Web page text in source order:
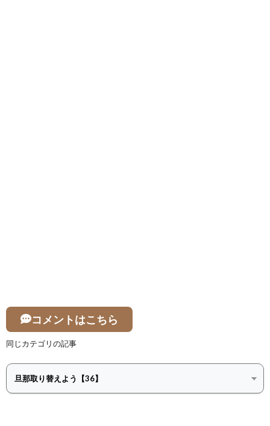
コメントはこちら
同じカテゴリの記事